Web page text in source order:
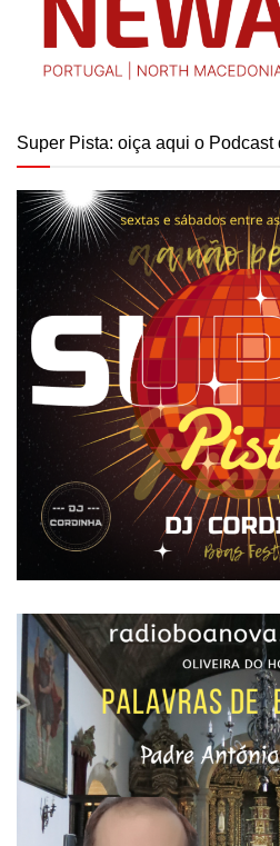
Super Pista: oiça aqui o Podcast